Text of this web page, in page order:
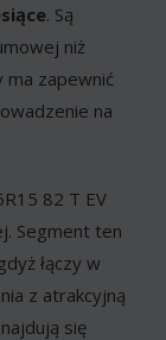
. Są
niż
ma zapewnić
na
82 T EV
Segment ten
łączy w
z atrakcyjną
się